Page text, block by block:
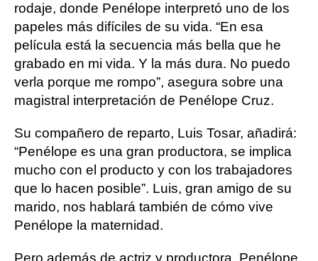
rodaje, donde Penélope interpretó uno de los
papeles más difíciles de su vida. “En esa
película está la secuencia más bella que he
grabado en mi vida. Y la más dura. No puedo
verla porque me rompo”, asegura sobre una
magistral interpretación de Penélope Cruz.
Su compañero de reparto, Luis Tosar, añadirá:
“Penélope es una gran productora, se implica
mucho con el producto y con los trabajadores
que lo hacen posible”. Luis, gran amigo de su
marido, nos hablará también de cómo vive
Penélope la maternidad.